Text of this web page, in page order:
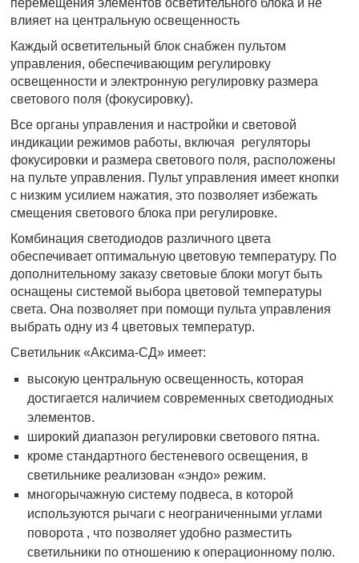
влияет на центральную освещенность
Каждый осветительный блок снабжен пультом
управления, обеспечивающим регулировку
освещенности и электронную регулировку размера
светового поля (фокусировку).
Все органы управления и настройки и световой
индикации режимов работы, включая регуляторы
фокусировки и размера светового поля, расположены
на пульте управления. Пульт управления имеет кнопки
с низким усилием нажатия, это позволяет избежать
смещения светового блока при регулировке.
Комбинация светодиодов различного цвета
обеспечивает оптимальную цветовую температуру. По
дополнительному заказу световые блоки могут быть
оснащены системой выбора цветовой температуры
света. Она позволяет при помощи пульта управления
выбрать одну из 4 цветовых температур.
Светильник «Аксима-СД» имеет:
высокую центральную освещенность, которая
достигается наличием современных светодиодных
элементов.
широкий диапазон регулировки светового пятна.
кроме стандартного бестеневого освещения, в
светильнике реализован «эндо» режим.
многорычажную систему подвеса, в которой
используются рычаги с неограниченными углами
поворота , что позволяет удобно разместить
светильники по отношению к операционному полю.